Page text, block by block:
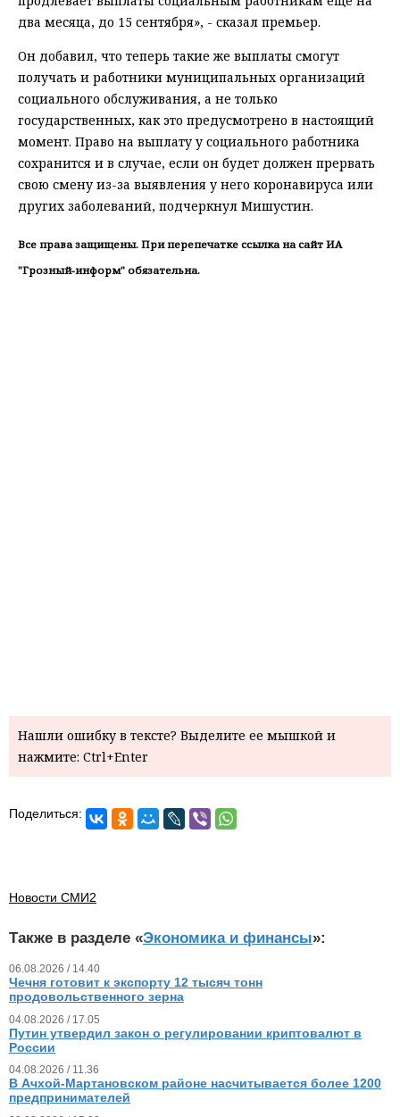
два месяца, до 15 сентября», - сказал премьер.
Он добавил, что теперь такие же выплаты смогут
получать и работники муниципальных организаций
социального обслуживания, а не только
государственных, как это предусмотрено в настоящий
момент. Право на выплату у социального работника
сохранится и в случае, если он будет должен прервать
свою смену из-за выявления у него коронавируса или
других заболеваний, подчеркнул Мишустин.
Все права защищены. При перепечатке ссылка на сайт ИА
"Грозный-информ" обязательна.
Нашли ошибку в тексте? Выделите ее мышкой и
нажмите: Ctrl+Enter
Поделиться:
Новости СМИ2
Также в разделе «Экономика и финансы»:
06.08.2026 / 14.40
Чечня готовит к экспорту 12 тысяч тонн
продовольственного зерна
04.08.2026 / 17.05
Путин утвердил закон о регулировании криптовалют в
России
04.08.2026 / 11.36
В Ачхой-Мартановском районе насчитывается более 1200
предпринимателей